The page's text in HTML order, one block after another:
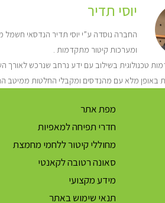
יוסי תדיר
ומערכות קיטור מתקדמות .
טכנולוגית בשילוב עם ידע נרחב שנרכש לאורך
באופן מלא עם מהנדסים ומקבלי החלטות ממיטב
מפת אתר
חדרי תפיחה למאפיות
מחוללי קיטור ללחמי מחמצת
סאונה רטובה לקאנטי
מידע מקצועי
תנאי שימוש באתר